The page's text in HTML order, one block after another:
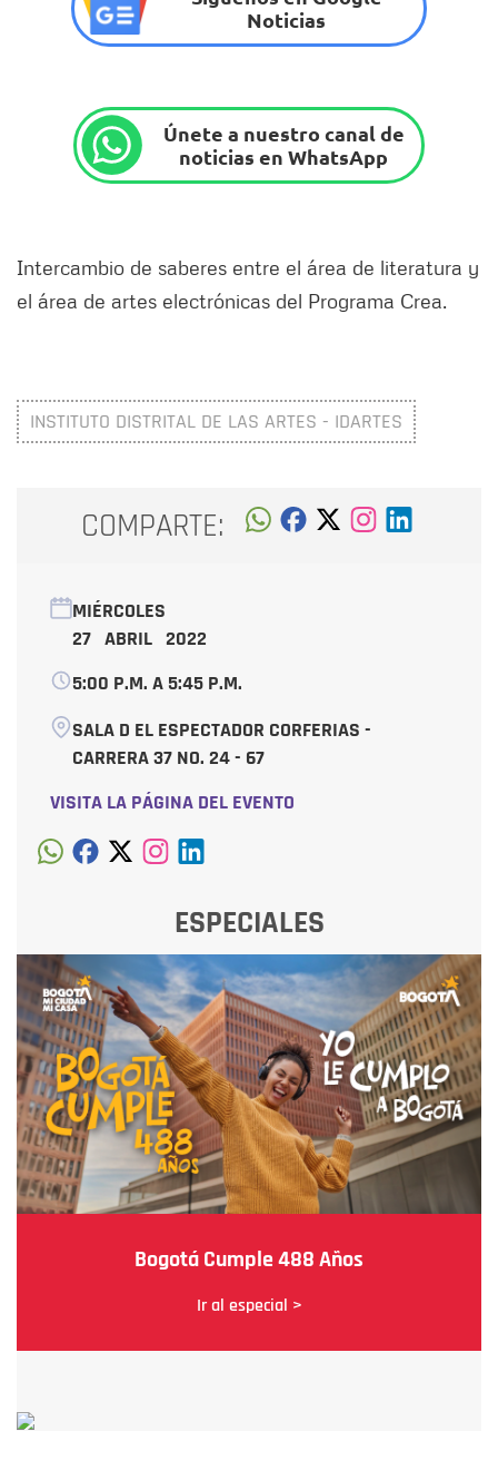
Noticias
Únete a nuestro canal de
noticias en WhatsApp
Intercambio de saberes entre el área de literatura y
el área de artes electrónicas del Programa Crea.
INSTITUTO DISTRITAL DE LAS ARTES - IDARTES
COMPARTE:
MIÉRCOLES
27 ABRIL 2022
5:00 P.M. A 5:45 P.M.
SALA D EL ESPECTADOR CORFERIAS -
CARRERA 37 NO. 24 - 67
VISITA LA PÁGINA DEL EVENTO
ESPECIALES
Bogotá Cumple 488 Años
Ir al especial >